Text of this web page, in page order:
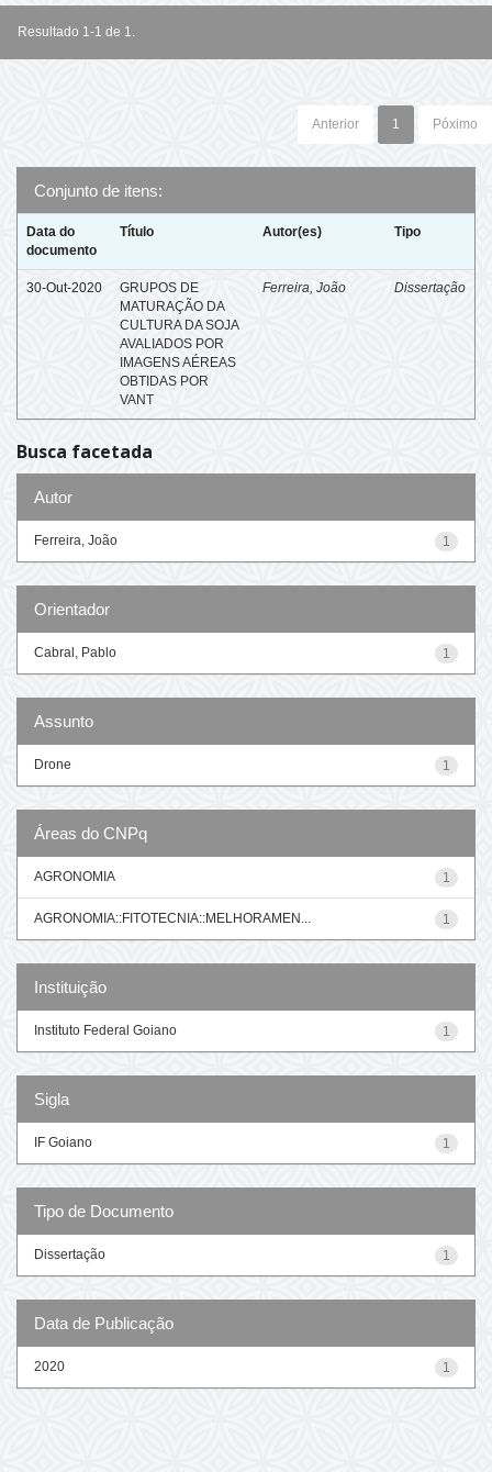
Resultado 1-1 de 1.
Anterior 1 Póximo
Conjunto de itens:
Data do
documento
Título Autor(es) Tipo
30-Out-2020
GRUPOS DE
MATURAÇÃO DA
CULTURA DA SOJA
AVALIADOS POR
IMAGENS AÉREAS
OBTIDAS POR
VANT
Ferreira, João Dissertação
Busca facetada
Autor
1
Ferreira, João
Orientador
1
Cabral, Pablo
Assunto
1
Drone
Áreas do CNPq
1
AGRONOMIA
1
AGRONOMIA::FITOTECNIA::MELHORAMEN...
Instituição
1
Instituto Federal Goiano
Sigla
1
IF Goiano
Tipo de Documento
1
Dissertação
Data de Publicação
1
2020